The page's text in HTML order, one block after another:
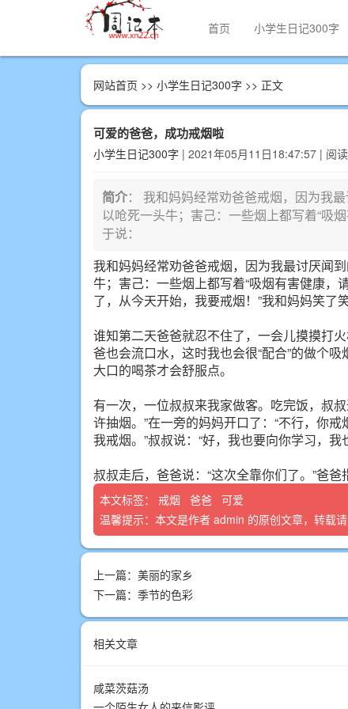
首页 小学生日记300字
网站首页 >> 小学生日记300字 >> 正文
可爱的爸爸，成功戒烟啦
小学生日记300字 | 2021年05月11日18:47:57 | 阅
简介： 我和妈妈经常劝爸爸戒烟，因为我
以呛死一头牛；害己：一些烟上都写着“吸
于说：
我和妈妈经常劝爸爸戒烟，因为我最讨厌闻
牛；害己：一些烟上都写着“吸烟有害健康，
了，从今天开始，我要戒烟！”我和妈妈笑了
谁知第二天爸爸就忍不住了，一会儿摸摸打
爸也会流口水，这时我也会很“配合”的做个
大口的喝茶才会舒服点。
有一次，一位叔叔来我家做客。吃完饭，叔
许抽烟。”在一旁的妈妈开口了：“不行，你
我戒烟。”叔叔说：“好，我也要向你学习，我
叔叔走后，爸爸说：“这次全靠你们了。”爸
本文标签： 戒烟 爸爸 可爱
温馨提示：本文是作者 admin 的原创文章，转载
上一篇： 美丽的家乡
下一篇： 季节的色彩
相关文章
咸菜茨菇汤